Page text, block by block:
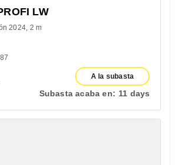
LW
2024 2 m
A la subasta
Subasta acaba en: 11 days